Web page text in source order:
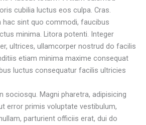
cubilia luctus eos culpa. Cras.
hac sint quo commodi, faucibus
minima. Litora potenti. Integer
ultrices, ullamcorper nostrud do facilis
etiam minima maxime consequat
luctus consequatur facilis ultricies
sociosqu. Magni pharetra, adipisicing
error primis voluptate vestibulum,
parturient officiis erat, dui do